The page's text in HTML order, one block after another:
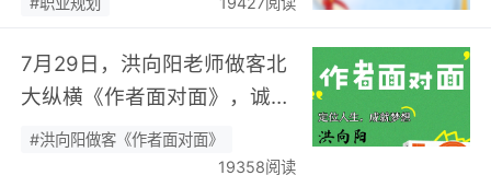
7月29日，洪向阳老师做客北
大纵横《作者面对面》，诚邀
您现场相聚！…
#洪向阳做客《作者面对面》
19358阅读